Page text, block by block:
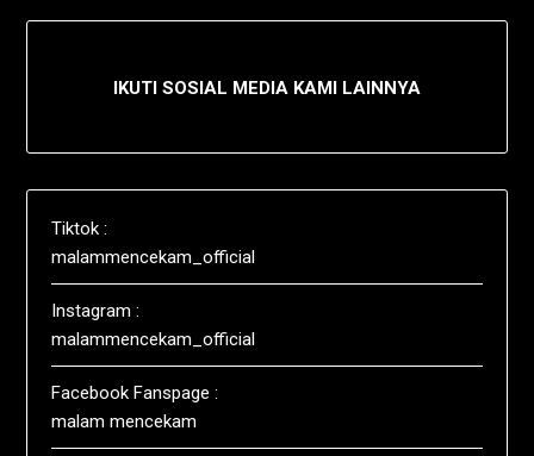
IKUTI SOSIAL MEDIA KAMI LAINNYA
Tiktok :
malammencekam_official
Instagram :
malammencekam_official
Facebook Fanspage :
malam mencekam